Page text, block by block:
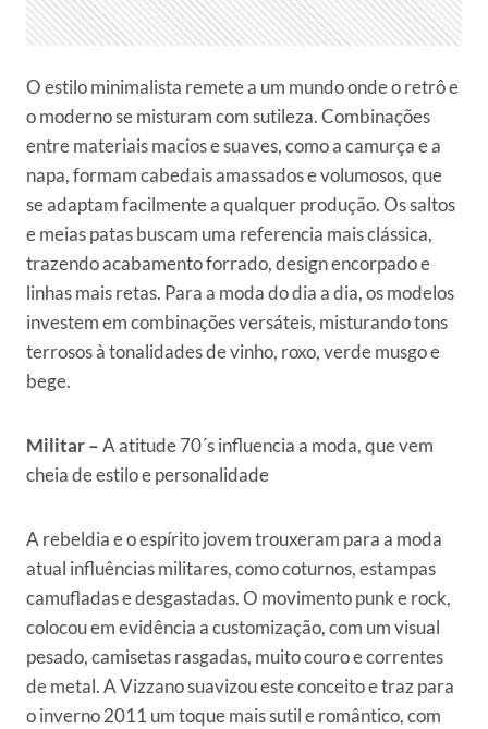
O estilo minimalista remete a um mundo onde o retrô e
o moderno se misturam com sutileza. Combinações
entre materiais macios e suaves, como a camurça e a
napa, formam cabedais amassados e volumosos, que
se adaptam facilmente a qualquer produção. Os saltos
e meias patas buscam uma referencia mais clássica,
trazendo acabamento forrado, design encorpado e
linhas mais retas. Para a moda do dia a dia, os modelos
investem em combinações versáteis, misturando tons
terrosos à tonalidades de vinho, roxo, verde musgo e
bege.
Militar –A atitude 70´s influencia a moda, que vem
cheia de estilo e personalidade
A rebeldia e o espírito jovem trouxeram para a moda
atual influências militares, como coturnos, estampas
camufladas e desgastadas. O movimento punk e rock,
colocou em evidência a customização, com um visual
pesado, camisetas rasgadas, muito couro e correntes
de metal. A Vizzano suavizou este conceito e traz para
o inverno 2011 um toque mais sutil e romântico, com